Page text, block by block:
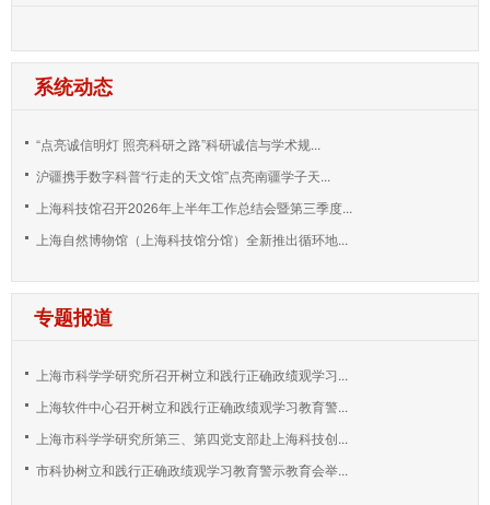
系统动态
“点亮诚信明灯 照亮科研之路”科研诚信与学术规...
沪疆携手数字科普“行走的天文馆”点亮南疆学子天...
上海科技馆召开2026年上半年工作总结会暨第三季度...
上海自然博物馆（上海科技馆分馆）全新推出循环地...
专题报道
上海市科学学研究所召开树立和践行正确政绩观学习...
上海软件中心召开树立和践行正确政绩观学习教育警...
上海市科学学研究所第三、第四党支部赴上海科技创...
市科协树立和践行正确政绩观学习教育警示教育会举...